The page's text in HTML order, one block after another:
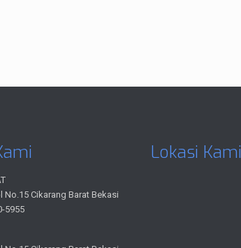
No.15 Cikarang Barat Bekasi
5955
Lokasi Kami